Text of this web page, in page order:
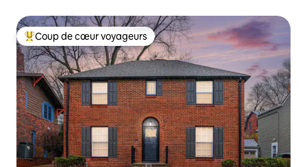
Coups de cœur voyageurs les plus appréciés
Coup de cœur voyageurs